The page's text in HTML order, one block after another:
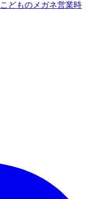
こどものメガネ営業時